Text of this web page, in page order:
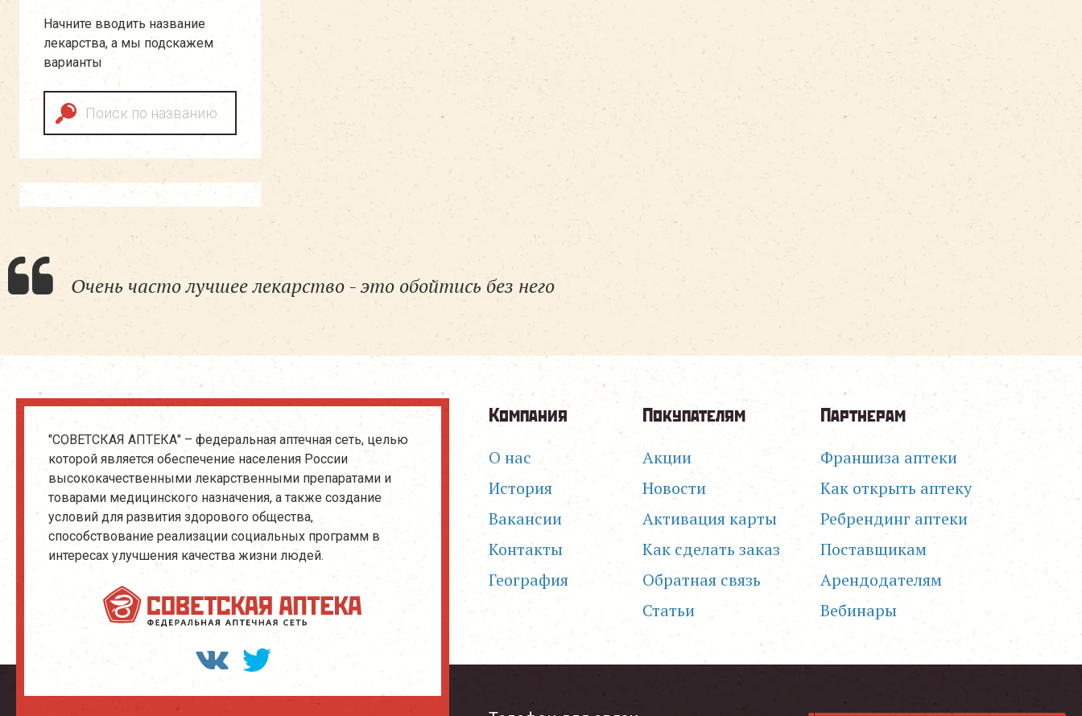
Начните вводить название
лекарства, а мы подскажем
варианты
Очень часто лучшее лекарство - это обойтись без него
"СОВЕТСКАЯ АПТЕКА" – федеральная аптечная сеть, целью
которой является обеспечение населения России
высококачественными лекарственными препаратами и
товарами медицинского назначения, а также создание
условий для развития здорового общества,
способствование реализации социальных программ в
интересах улучшения качества жизни людей.
Компания
О нас
История
Вакансии
Контакты
География
Покупателям
Акции
Новости
Активация карты
Как сделать заказ
Обратная связь
Статьи
Партнерам
Франшиза аптеки
Как открыть аптеку
Ребрендинг аптеки
Поставщикам
Арендодателям
Вебинары